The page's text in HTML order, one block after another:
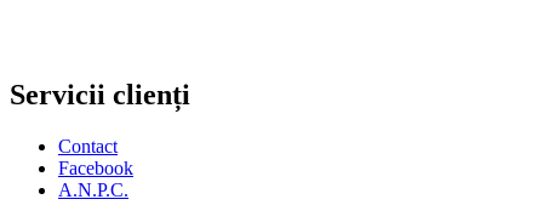
Servicii clienți
Contact
Facebook
A.N.P.C.